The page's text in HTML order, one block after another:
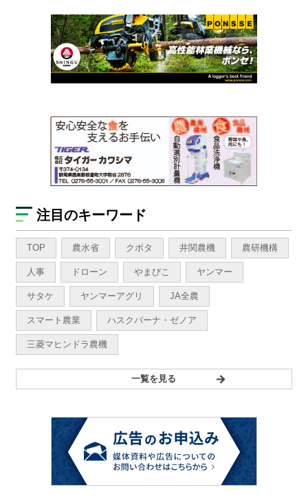
注目のキーワード
TOP 農水省 クボタ 井関農機 農研機構
人事 ドローン やまびこ ヤンマー
サタケ ヤンマーアグリ JA全農
スマート農業 ハスクバーナ・ゼノア
三菱マヒンドラ農機
一覧を見る